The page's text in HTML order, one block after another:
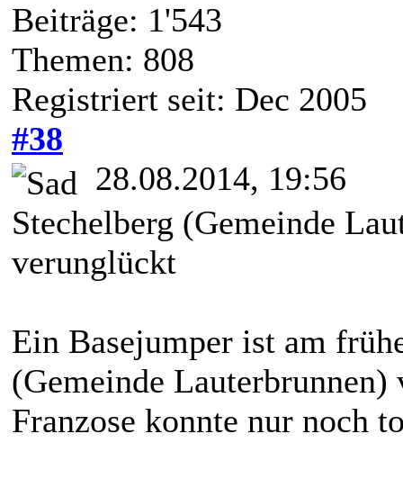
Beiträge: 1'543
Themen: 808
Registriert seit: Dec 2005
#38
28.08.2014, 19:56
Stechelberg (Gemeinde
verunglückt
Ein Basejumper ist am
(Gemeinde
Franzose konnte nur noch